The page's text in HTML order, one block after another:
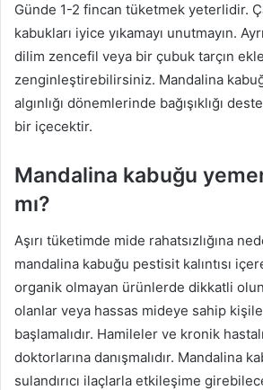
Günde 1-2 fincan tüketmek yeterlidir.
kabukları iyice yıkamayı unutmayın.
dilim zencefil veya bir çubuk tarçın
zenginleştirebilirsiniz. Mandalina
algınlığı dönemlerinde bağışıklığı
bir içecektir.
Mandalina kabuğu
mı?
Aşırı tüketimde mide rahatsızlığına
mandalina kabuğu pestisit kalıntısı
organik olmayan ürünlerde dikkatli
olanlar veya hassas mideye sahip
başlamalıdır. Hamileler ve kronik
doktorlarına danışmalıdır. Mandalina
sulandırıcı ilaçlarla etkileşime